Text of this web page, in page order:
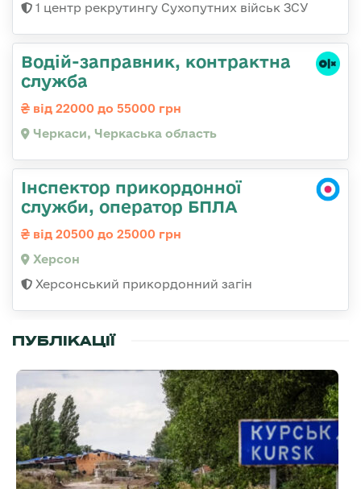
1 центр рекрутингу Сухопутних військ ЗСУ
Водій-заправник, контрактна
служба
від 22000 до 55000 грн
Черкаси, Черкаська область
Інспектор прикордонної
служби, оператор БПЛА
від 20500 до 25000 грн
Херсон
Херсонський прикордонний загін
ПУБЛІКАЦІЇ